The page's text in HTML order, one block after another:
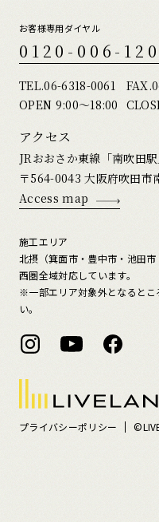
お客様専用ダイヤル
0120-006-120
TEL.06-6318-0061
OPEN 9:00〜18:00
アクセス
JRおおさか東線「南吹田
〒564-0043 大阪府吹田市
Access map
施工エリア
北摂（箕面市・豊中市・池田
西圏全域対応しています。
※一部エリア対象外となるとこ
い。
プライバシーポリシー